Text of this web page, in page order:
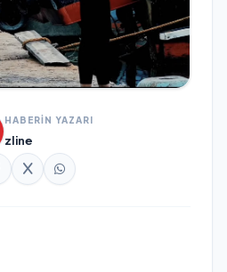
HABERİN YAZARI
zline